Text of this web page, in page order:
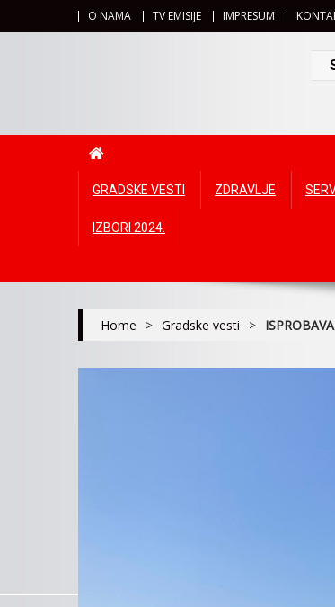
O NAMA TV EMISIJE IMPRESUM
GRADSKE VESTI ZDRAVLJE
IZBORI 2024.
Home > Gradske vesti >